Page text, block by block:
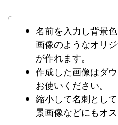
名前を入力し背景
画像のようなオリ
が作れます。
作成した画像はダ
お使いください。
縮小して名刺とし
景画像などにもオス